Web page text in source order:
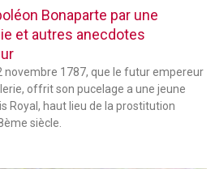
Bonaparte par une
et autres anecdotes
novembre 1787, que le futur empereur
offrit son pucelage a une jeune
Royal, haut lieu de la prostitution
siècle.